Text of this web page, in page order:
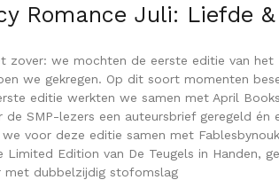
Romance Juli: Liefde &
zover: we mochten de eerste editie van
we gekregen. Op dit soort momenten
editie werkten we samen met April
de SMP-lezers een auteursbrief geregeld én
voor deze editie samen met
Limited Edition van De Teugels in Handen,
met dubbelzijdig stofomslag